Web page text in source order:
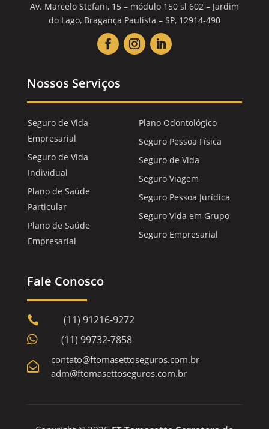
Av. Marcelo Stefani, 15 – módulo 150 sl 602 – Jardim
do Lago, Bragança Paulista – SP, 12914-490
Nossos Serviços
Seguro de Vida
Empresarial
Seguro de Vida
Individual
Plano de Saúde
Particular
Plano de Saúde
Empresarial
Plano Odontológico
Seguro Pessoa Física
Seguro de Vida
Seguro Viagem
Seguro Pessoa Jurídica
Seguro Vida em Grupo
Seguro Empresarial
Fale Conosco
 (11) 91216-9272
 (11) 99732-7858

contato@ftomasettoseguros.com.br
adm@ftomasettoseguros.com.br